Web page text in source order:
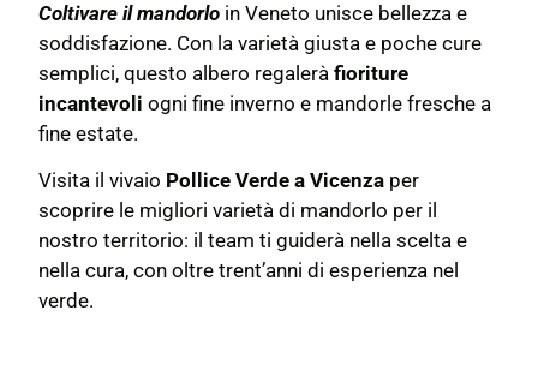
Coltivare il mandorlo in Veneto unisce bellezza e
soddisfazione. Con la varietà giusta e poche cure
semplici, questo albero regaleràfioriture
incantevoli ogni fine inverno e mandorle fresche a
fine estate.
Visita il vivaio Pollice Verde a Vicenza per
scoprire le migliori varietà di mandorlo per il
nostro territorio: il team ti guiderà nella scelta e
nella cura, con oltre trent’anni di esperienza nel
verde.